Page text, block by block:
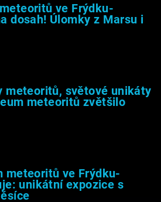
ve Frýdku-
dosah! Úlomky z Marsu i
meteoritů, světové unikáty
meteoritů zvětšilo
meteoritů ve Frýdku-
unikátní expozice s